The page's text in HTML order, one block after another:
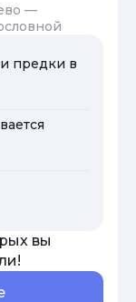
—
предки в
вы